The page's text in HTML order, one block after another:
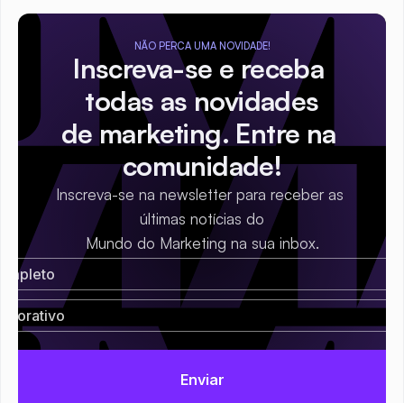
NÃO PERCA UMA NOVIDADE!
Inscreva-se e receba
todas as novidades
de marketing. Entre na
comunidade!
Inscreva-se na newsletter para receber as
últimas notícias do
Mundo do Marketing na sua inbox.